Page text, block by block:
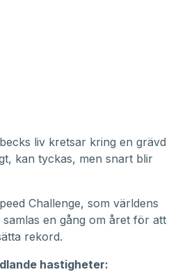
liv kretsar kring en grävd
kan tyckas, men snart blir
Challenge, som världens
en gång om året för att
rekord.
hastigheter: